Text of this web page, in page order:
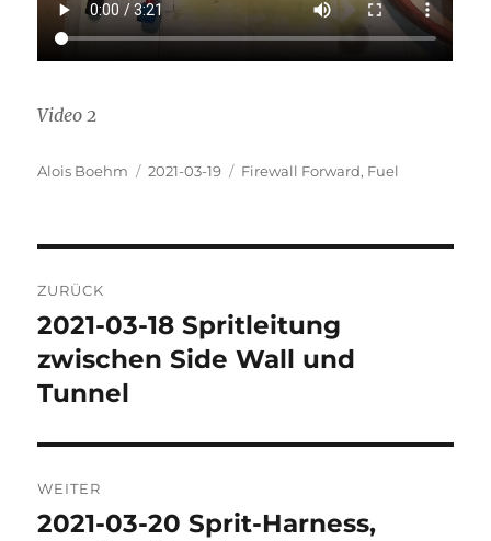
Video 2
Autor
Alois Boehm
Veröffentlicht
2021-03-19 Kategorien
Firewall Forward, Fuel
ZURÜCK
Vorheriger
Beitrag:
2021-03-18 Spritleitung
zwischen Side Wall und
Tunnel
WEITER
Nächster
2021-03-20 Sprit-Harness,